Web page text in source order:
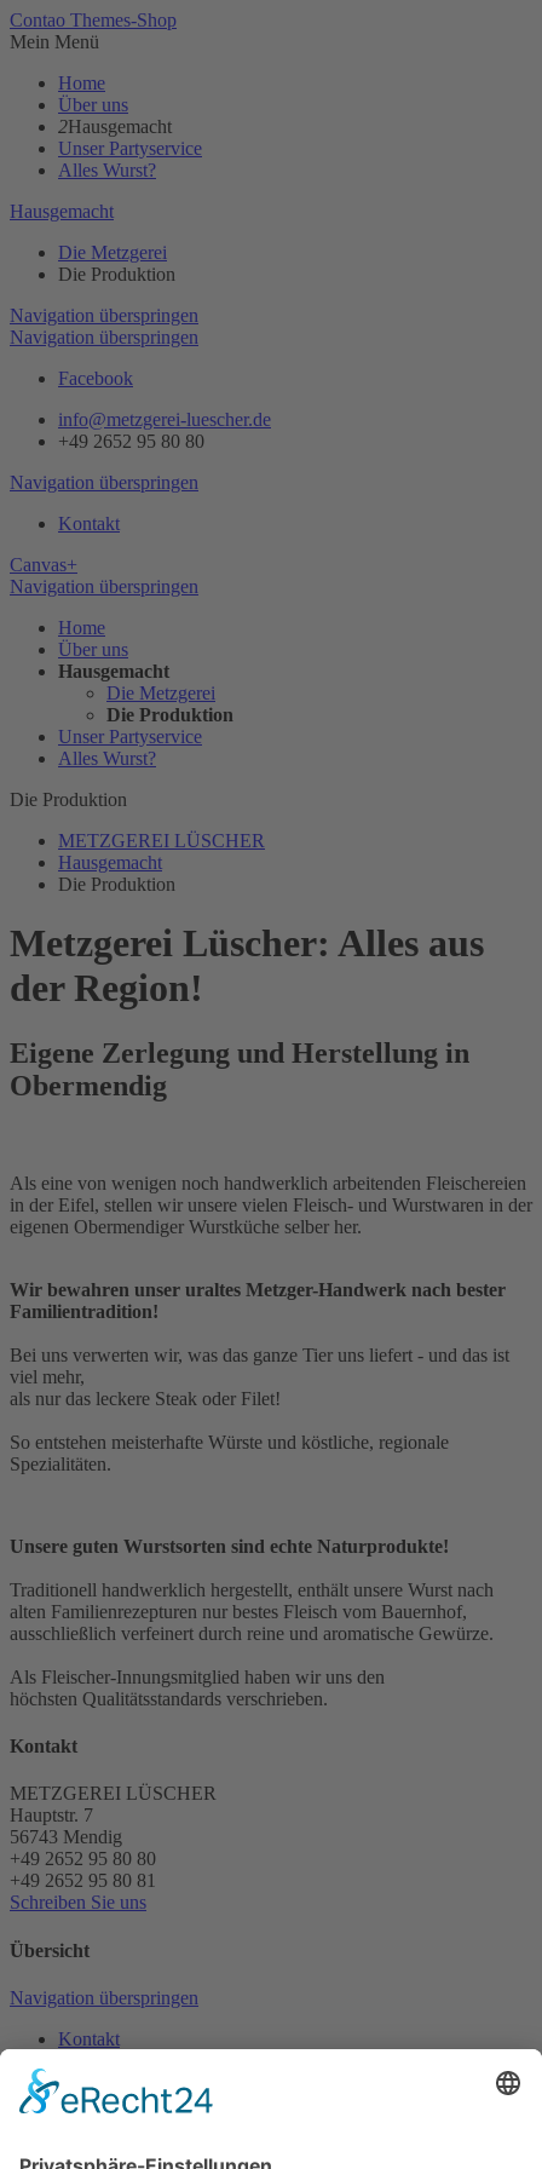
Contao Themes-Shop
Mein Menü
Home
Über uns
2Hausgemacht
Unser Partyservice
Alles Wurst?
Hausgemacht
Die Metzgerei
Die Produktion
Navigation überspringen
Navigation überspringen
Facebook
info@metzgerei-luescher.de
+49 2652 95 80 80
Navigation überspringen
Kontakt
Canvas+
Navigation überspringen
Home
Über uns
Hausgemacht
Die Metzgerei
Die Produktion
Unser Partyservice
Alles Wurst?
Die Produktion
METZGEREI LÜSCHER
Hausgemacht
Die Produktion
Metzgerei Lüscher: Alles aus
der Region!
Eigene Zerlegung und Herstellung in
Obermendig
Als eine von wenigen noch handwerklich arbeitenden Fleischereien
in der Eifel, stellen wir unsere vielen Fleisch- und Wurstwaren in der
eigenen Obermendiger Wurstküche selber her.
Wir bewahren unser uraltes Metzger-Handwerk nach bester
Familientradition!
Bei uns verwerten wir, was das ganze Tier uns liefert - und das ist
viel mehr,
als nur das leckere Steak oder Filet!
So entstehen meisterhafte Würste und köstliche, regionale
Spezialitäten.
Unsere guten Wurstsorten sind echte Naturprodukte!
Traditionell handwerklich hergestellt, enthält unsere Wurst nach
alten Familienrezepturen nur bestes Fleisch vom Bauernhof,
ausschließlich verfeinert durch reine und aromatische Gewürze.
Als Fleischer-Innungsmitglied haben wir uns den
höchsten Qualitätsstandards verschrieben.
Kontakt
METZGEREI LÜSCHER
Hauptstr. 7
56743 Mendig
+49 2652 95 80 80
+49 2652 95 80 81
Schreiben Sie uns
Übersicht
Navigation überspringen
Kontakt
Die Produktion
Unser Partyservice